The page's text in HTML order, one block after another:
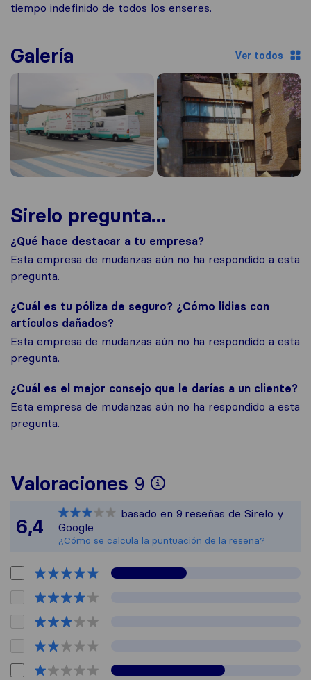
tiempo indefinido de todos los enseres.
Galería Ver todos
Sirelo pregunta...
¿Qué hace destacar a tu empresa?
Esta empresa de mudanzas aún no ha respondido a esta
pregunta.
¿Cuál es tu póliza de seguro? ¿Cómo lidias con
artículos dañados?
Esta empresa de mudanzas aún no ha respondido a esta
pregunta.
¿Cuál es el mejor consejo que le darías a un cliente?
Esta empresa de mudanzas aún no ha respondido a esta
pregunta.
Valoraciones 9
Para ofrecerte
Todas las
6,4
basado en 9 reseñas de Sirelo y
Google
¿Cómo se calcula la puntuación de la reseña?